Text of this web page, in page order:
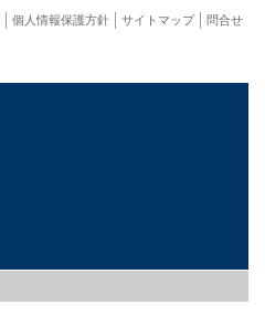
問合せ
サイトマップ
個人情報保護方針